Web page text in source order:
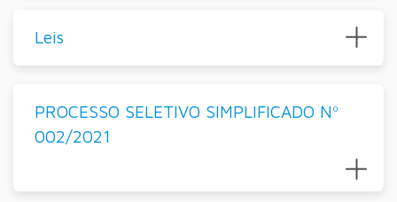
Leis
PROCESSO SELETIVO SIMPLIFICADO Nº
002/2021